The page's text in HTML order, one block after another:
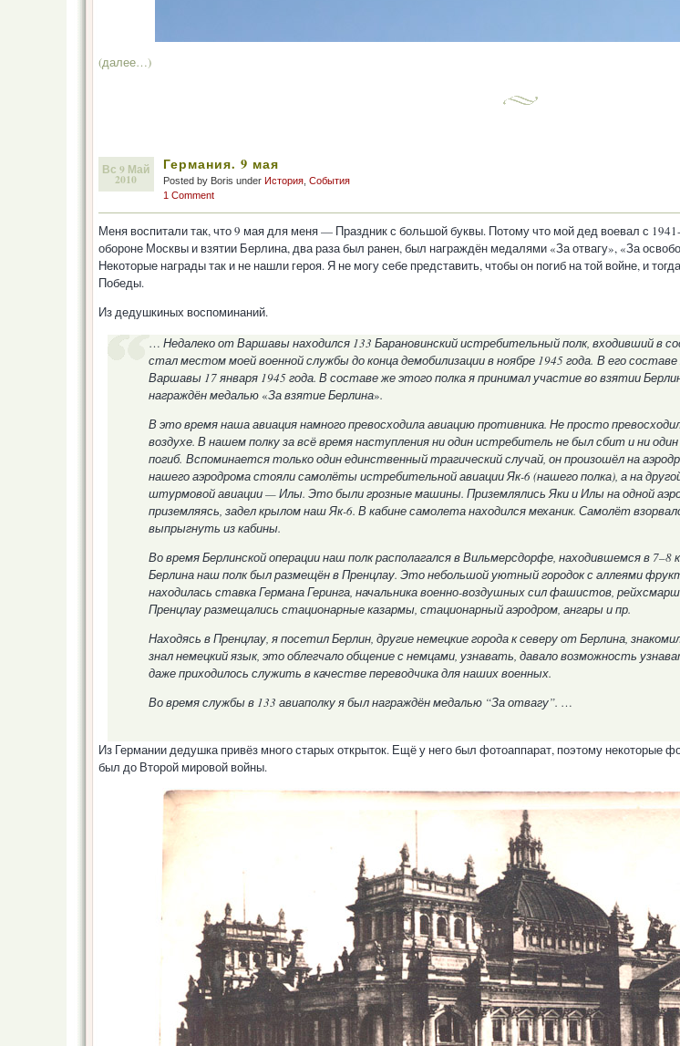
(далее…)
Вс 9 Май
2010
Германия. 9 мая
Posted by Boris under История, События
1 Comment
Меня воспитали так, что 9 мая для меня — Праздник с большой буквы. Потому что мой дед воевал с
обороне Москвы и взятии Берлина, два раза был ранен, был награждён медалями «За отвагу», «За
Некоторые награды так и не нашли героя. Я не могу себе представить, чтобы он погиб на той войне, и
Победы.
Из дедушкиных воспоминаний.
… Недалеко от Варшавы находился 133 Барановинский истребительный полк, входивший в
стал местом моей военной службы до конца демобилизации в ноябре 1945 года. В его
Варшавы 17 января 1945 года. В составе же этого полка я принимал участие во взятии
награждён медалью «За взятие Берлина».
В это время наша авиация намного превосходила авиацию противника. Не просто
воздухе. В нашем полку за всё время наступления ни один истребитель не был сбит и ни
погиб. Вспоминается только один единственный трагический случай, он произошёл на
нашего аэродрома стояли самолёты истребительной авиации Як-6 (нашего полка), а на
штурмовой авиации — Илы. Это были грозные машины. Приземлялись Яки и Илы на одной
приземляясь, задел крылом наш Як-6. В кабине самолета находился механик. Самолёт
выпрыгнуть из кабины.
Во время Берлинской операции наш полк располагался в Вильмерсдорфе, находившемся в
Берлина наш полк был размещён в Пренцлау. Это небольшой уютный городок с аллеями
находилась ставка Германа Геринга, начальника военно-воздушных сил фашистов,
Пренцлау размещались стационарные казармы, стационарный аэродром, ангары и пр.
Находясь в Пренцлау, я посетил Берлин, другие немецкие города к северу от Берлина,
знал немецкий язык, это облегчало общение с немцами, узнавать, давало возможность
даже приходилось служить в качестве переводчика для наших военных.
Во время службы в 133 авиаполку я был награждён медалью “За отвагу”. …
Из Германии дедушка привёз много старых открыток. Ещё у него был фотоаппарат, поэтому некоторые
был до Второй мировой войны.